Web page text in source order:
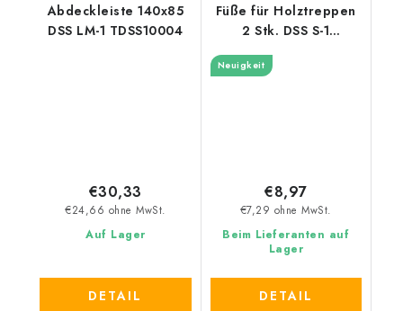
Abdeckleiste 140x85
DSS LM-1 TDSS10004
Auf Lager
€24,66 ohne MwSt.
€30,33
DETAIL
Füße für Holztreppen
2 Stk. DSS S-1
Neuigkeit
Beim Lieferanten auf
Lager
€7,29 ohne MwSt.
€8,97
DETAIL